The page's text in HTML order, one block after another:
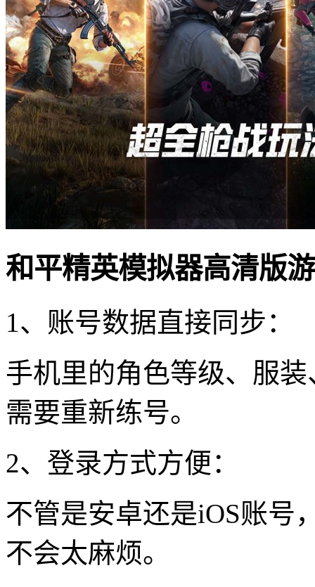
和平精英模拟器高清版
1、账号数据直接同步：
手机里的角色等级、服
需要重新练号。
2、登录方式方便：
不管是安卓还是iOS账号
不会太麻烦。